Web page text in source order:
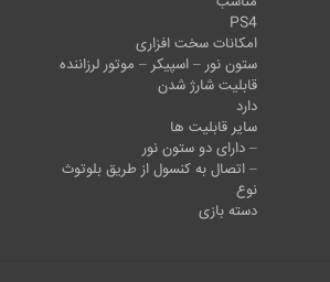
PS4
امکانات سخت افزاری
ستون نور – اسپیکر – موتور لرزاننده
قابلیت شارژ شدن
دارد
سایر قابلیت ها
– دارای دو ستون نور
– اتصال به کنسول از طریق بلوتوث
نوع
دسته بازی